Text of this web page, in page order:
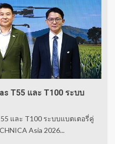
T55 และ T100 ระบบ
และ T100 ระบบแบตเตอรี่คู่
Asia 2026...